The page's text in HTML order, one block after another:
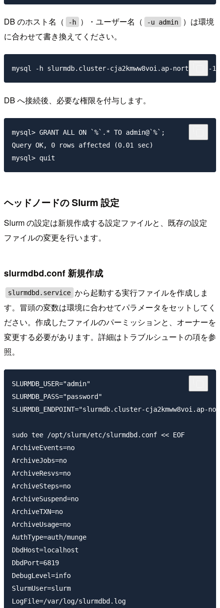
DB のホスト名（ -h ）・ユーザー名（ -u admin
）は環境
に合わせて書き換えてください。
DB へ接続後、必要な権限を付与します。
mysql> GRANT ALL ON `%`.* TO admin@`%`;
Query OK, 0 rows affected (0.01 sec)
ヘッドノードの Slurm 設定
Slurm の設定は新規作成する設定ファイルと、既存の設定
ファイルの変更を行います。
slurmdbd.conf 新規作成
slurmdbd.service から起動する実行ファイルを作成しま
す。冒頭の変数は環境に合わせてパラメータをセットしてく
ださい。作成したファイルのパーミッションと、オーナーを
変更する必要があります。詳細はトラブルシュートの項を参
照。
SLURMDB_USER="admin"
SLURMDB_PASS="password"
SLURMDB_ENDPOINT="slurmdb.cluster-cja2kmww8voi.ap-
sudo tee /opt/slurm/etc/slurmdbd.conf << EOF
ArchiveEvents=no
ArchiveJobs=no
ArchiveResvs=no
ArchiveSteps=no
ArchiveSuspend=no
ArchiveTXN=no
ArchiveUsage=no
AuthType=auth/munge
DbdHost=localhost
DbdPort=6819
DebugLevel=info
SlurmUser=slurm
LogFile=/var/log/slurmdbd.log